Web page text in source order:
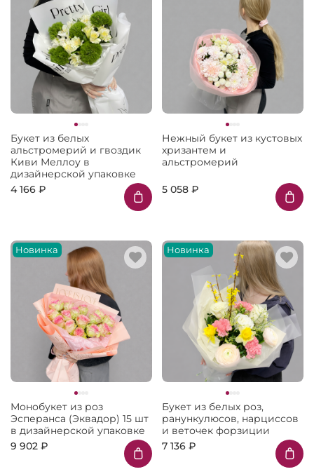
Букет из белых
альстромерий и гвоздик
Киви Меллоу в
дизайнерской упаковке
4 166 ₽
Нежный букет из кустовых
хризантем и
альстромерий
5 058 ₽
Новинка
Монобукет из роз
Эсперанса (Эквадор) 15 шт
в дизайнерской упаковке
9 902 ₽
Новинка
Букет из белых роз,
ранункулюсов, нарциссов
и веточек форзиции
7 136 ₽